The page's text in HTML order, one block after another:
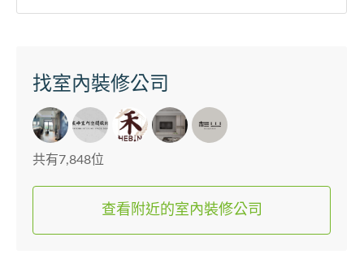
找室內裝修公司
共有7,848位
查看附近的室內裝修公司